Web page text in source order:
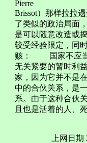
Pierre
Brissot）那样拉拉
了类似的政治局面
是可以随意改造或
较受经验限定，同
赅： 国家不应当
无关紧要的暂时利
家，因为它并不是
中的合伙关系，是
系。由于这种合伙
且也是活着的人、
上网日期